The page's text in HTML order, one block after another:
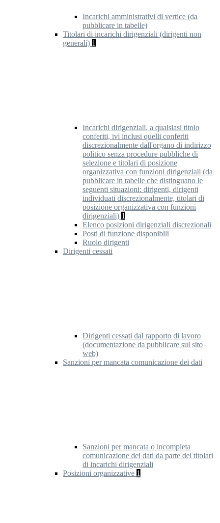
Incarichi amministrativi di vertice (da
pubblicare in tabelle)
Titolari di incarichi dirigenziali (dirigenti non
generali) 1
Incarichi dirigenziali, a qualsiasi titolo
conferiti, ivi inclusi quelli conferiti
discrezionalmente dall'organo di indirizzo
politico senza procedure pubbliche di
selezione e titolari di posizione
organizzativa con funzioni dirigenziali (da
pubblicare in tabelle che distinguano le
seguenti situazioni: dirigenti, dirigenti
individuati discrezionalmente, titolari di
posizione organizzativa con funzioni
dirigenziali) 1
Elenco posizioni dirigenziali discrezionali
Posti di funzione disponibili
Ruolo dirigenti
Dirigenti cessati
Dirigenti cessati dal rapporto di lavoro
(documentazione da pubblicare sul sito
web)
Sanzioni per mancata comunicazione dei dati
Sanzioni per mancata o incompleta
comunicazione dei dati da parte dei titolari
di incarichi dirigenziali
Posizioni organizzative 1